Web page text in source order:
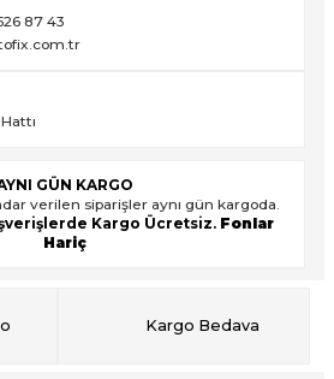
87 43
GÜN KARGO
verilen siparişler aynı gün kargoda.
Kargo Ücretsiz. Fonlar
Hariç
Kargo Bedava